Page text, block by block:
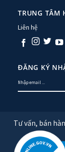
TRUNG TÂM
Liên hệ
ĐĂNG KÝ
Tư vấn, bán